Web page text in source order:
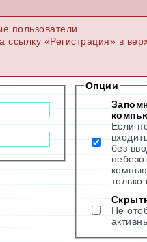
пользователи.
«Регистрация» в
Опции
Если
без
только
Не